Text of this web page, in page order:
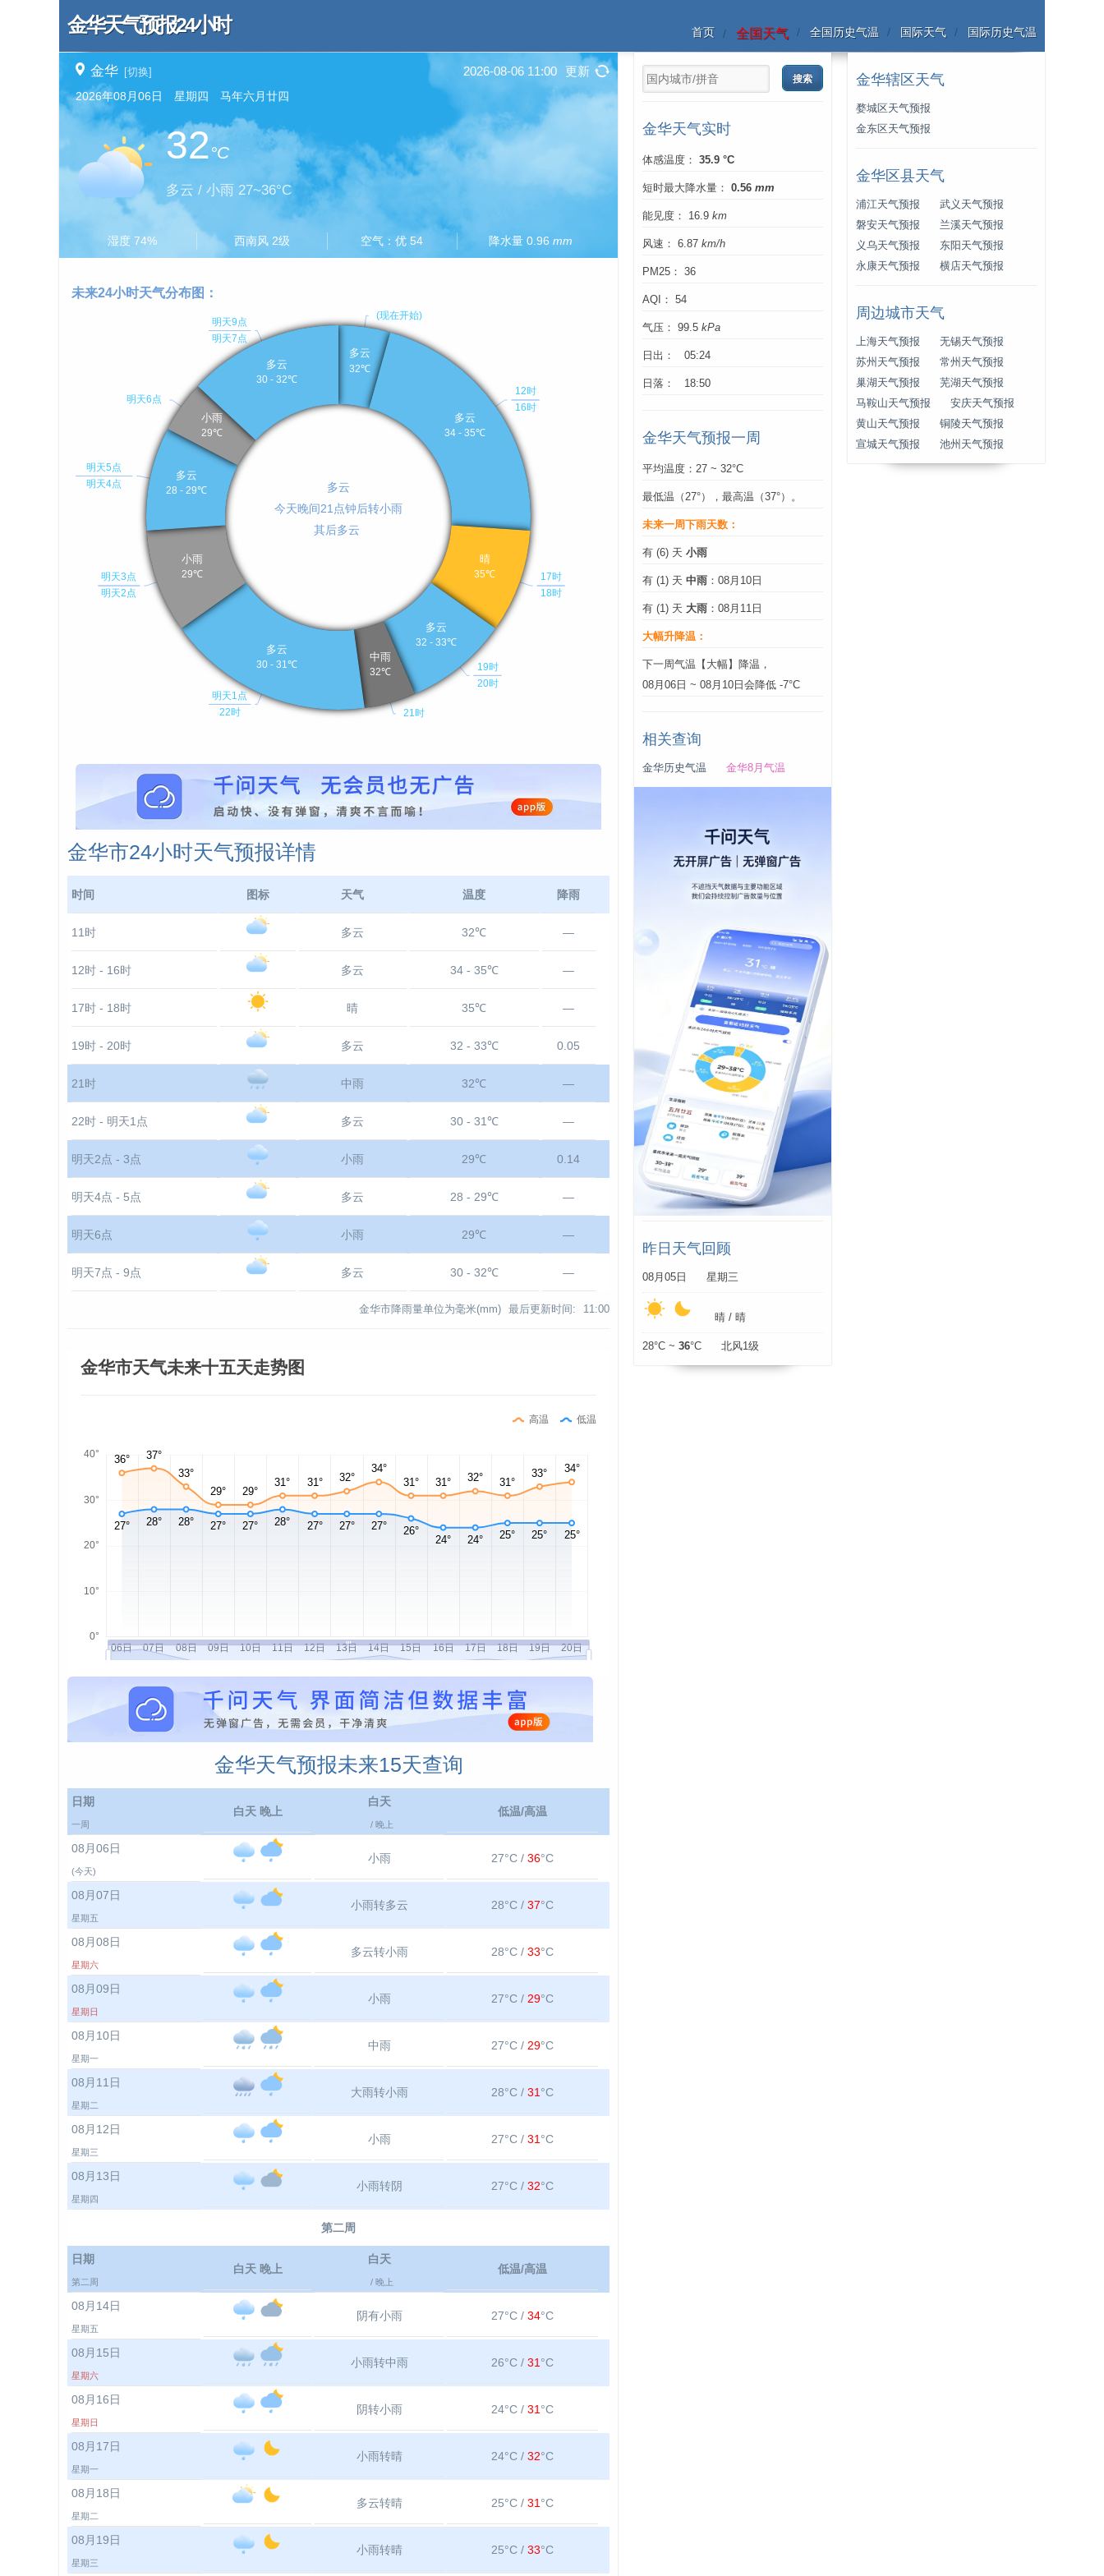
金华天气预报24小时 首页 全国天气 全国历史气温 国际天气 国际历史气温
金华 [切换] 2026-08-06 11:00 更新
2026年08月06日 星期四 马年六月廿四
32°C
多云 / 小雨 27~36°C
湿度 74% 西南风 2级 空气：优 54 降水量 0.96mm
金华市24小时天气预报详情
时间 图标 天气 温度 降雨
11时 多云 32℃ —
12时 - 16时 多云 34 - 35℃ —
17时 - 18时 晴 35℃ —
19时 - 20时 多云 32 - 33℃ 0.05
21时 中雨 32℃ —
22时 - 明天1点 多云 30 - 31℃ —
明天2点 - 3点 小雨 29℃ 0.14
明天4点 - 5点 多云 28 - 29℃ —
明天6点 小雨 29℃ —
明天7点 - 9点 多云 30 - 32℃ —
金华市降雨量单位为毫米(mm) 最后更新时间: 11:00
金华市天气未来十五天走势图
高温 低温
金华天气预报未来15天查询
日期
一周
白天 晚上
白天
/ 晚上
低温/高温
08月06日
(今天)
小雨 27°C /36°C
08月07日
星期五
小雨转多云 28°C /37°C
08月08日
星期六
多云转小雨 28°C /33°C
08月09日
星期日
小雨 27°C / 29°C
08月10日
星期一
中雨 27°C / 29°C
08月11日
星期二
大雨转小雨 28°C /31 °C
08月12日
星期三
小雨 27°C /31 °C
08月13日
星期四
小雨转阴 27°C /32°C
第二周
日期
第二周
白天 晚上
白天
/ 晚上
低温/高温
08月14日
星期五
阴有小雨 27°C /34°C
08月15日
星期六
小雨转中雨 26°C /31 °C
08月16日
星期日
阴转小雨 24°C /31 °C
08月17日
星期一
小雨转晴 24°C /32°C
08月18日
星期二
多云转晴 25°C /31 °C
08月19日
星期三
小雨转晴 25°C /33°C
金华天气实时
体感温度： 35.9 °C
短时最大降水量： 0.56 mm
能见度： 16.9 km
风速： 6.87 km/h
PM25： 36
AQI： 54
气压： 99.5 kPa
日出： 05:24
日落： 18:50
金华天气预报一周
平均温度：27 ~ 32°C
最低温（27°），最高温（37°）。
未来一周下雨天数：
有 (6) 天 小雨
有 (1) 天 中雨 ：08月10日
有 (1) 天 大雨 ：08月11日
大幅升降温：
下一周气温【大幅】降温，
08月06日 ~ 08月10日会降低 -7°C
相关查询
金华历史气温 金华8月气温
昨日天气回顾
08月05日 星期三
晴 / 晴
28°C ~ 36°C 北风1级
金华辖区天气
婺城区天气预报
金东区天气预报
金华区县天气
浦江天气预报
武义天气预报
磐安天气预报
兰溪天气预报
义乌天气预报
东阳天气预报
永康天气预报
横店天气预报
周边城市天气
上海天气预报
无锡天气预报
苏州天气预报
常州天气预报
巢湖天气预报
芜湖天气预报
马鞍山天气预报
安庆天气预报
黄山天气预报
铜陵天气预报
宣城天气预报
池州天气预报